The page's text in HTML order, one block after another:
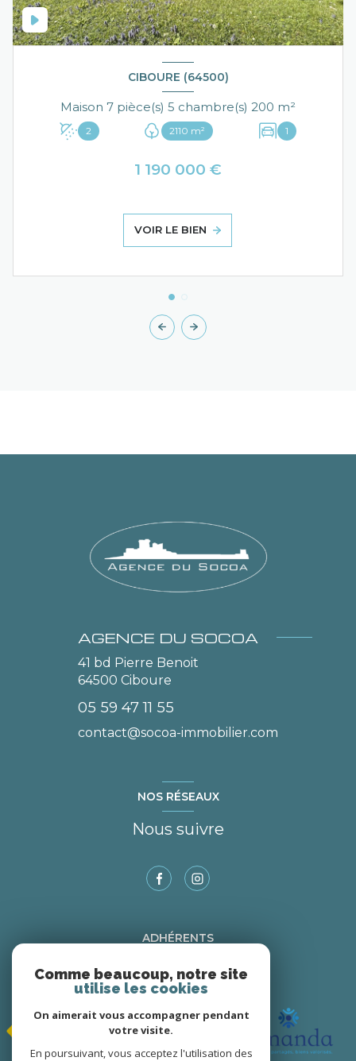
CIBOURE (64500)
Maison 7 pièce(s) 5 chambre(s) 200 m²
2 2110 m² 1
1 190 000 €
VOIR LE BIEN
AGENCE DU SOCOA
41 bd Pierre Benoit
64500 Ciboure
05 59 47 11 55
contact@socoa-immobilier.com
NOS RÉSEAUX
Nous suivre
ADHÉRENTS
Nous adhérons
Comme beaucoup, notre site
utilise les cookies
On aimerait vous accompagner pendant
votre visite.
En poursuivant, vous acceptez l'utilisation des